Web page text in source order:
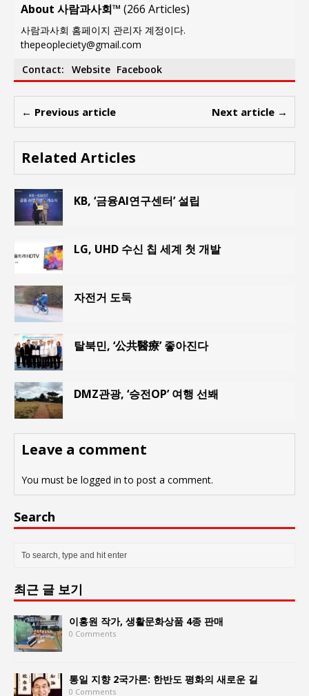
About 사람과사회™ (266 Articles)
사람과사회 홈페이지 관리자 계정이다.
thepeopleciety@gmail.com
Contact:
Website Facebook
← Previous article Next article →
Related Articles
KB, ‘금융AI연구센터’ 설립
LG, UHD 수신 칩 세계 첫 개발
자전거 도둑
탈북민, ‘公共醫療’ 좋아진다
DMZ관광, ‘승전OP’ 여행 선봬
Leave a comment
You must be logged in to post a comment.
Search
최근 글 보기
이홍원 작가, 생활문화상품 4종 판매
0 Comments
통일 지향 2국가론: 한반도 평화의 새로운 길
0 Comments